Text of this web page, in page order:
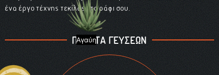
ένα έργο τέχνης τεκίλας στο ράφι σου.
ΠΑΛΕΤΑ ΓΕΥΣΕΩΝ
Αγαύη